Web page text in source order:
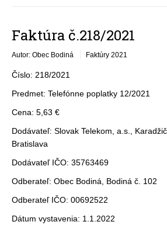
Faktúra č.218/2021
Autor: Obec Bodiná Faktúry 2021
Číslo: 218/2021
Predmet: Telefónne poplatky 12/2021
Cena: 5,63 €
Dodávateľ: Slovak Telekom, a.s.,
Bratislava
Dodávateľ IČO: 35763469
Odberateľ: Obec Bodiná, Bodiná č. 102
Odberateľ IČO: 00692522
Dátum vystavenia: 1.1.2022